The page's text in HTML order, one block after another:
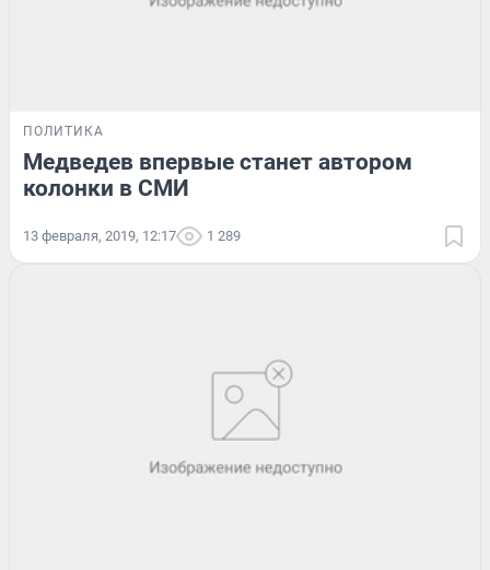
ПОЛИТИКА
Медведев впервые станет автором
колонки в СМИ
13 февраля, 2019, 12:17 1 289